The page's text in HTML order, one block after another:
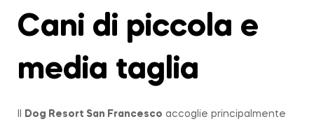
Cani di piccola e
media taglia
Dog Resort San Francesco accoglie principalmente